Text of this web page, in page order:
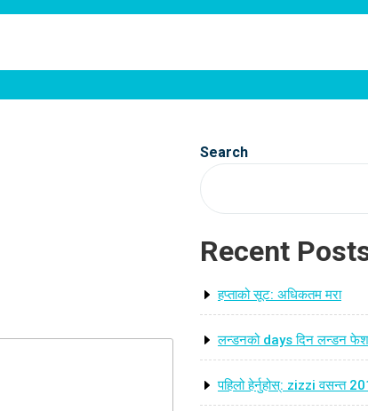
Search
Recent
हप्ताको सूट: अधिकतम मरा
लन्डनको days दिन लन्डन
पहिलो हेर्नुहोस्: zizzi वसन्त